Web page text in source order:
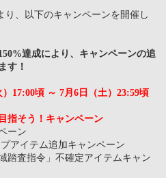
り、以下のキャンペーンを開催し
達成により、キャンペーンの追
す！
17:00頃 ～ 7月6日（土）23:59頃
指そう！キャンペーン
ーン
アイテム追加キャンペーン
踏査指令」不確定アイテムキャン